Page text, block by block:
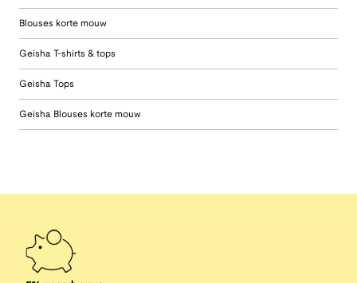
Blouses korte mouw
Geisha T-shirts & tops
Geisha Tops
Geisha Blouses korte mouw